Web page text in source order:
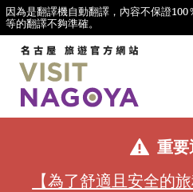
因為是翻譯機自動翻譯，內容不保證
等的翻譯不夠準確。
重
【為了舒適且安全的